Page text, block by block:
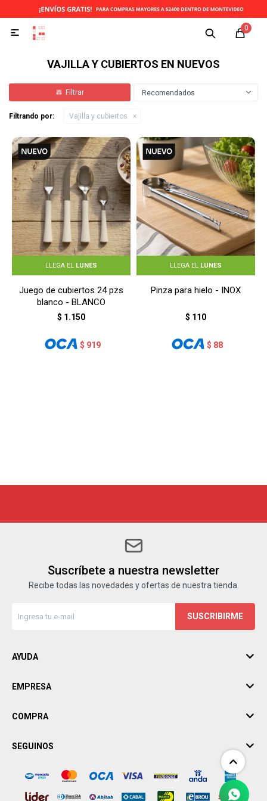
0

VAJILLA Y CUBIERTOS EN NUEVOS
Recomendados
Filtrando por: Vajilla y cubiertos
LLEGA EL LUNES
Juego de cubiertos 24 pzs
blanco - BLANCO
$ 1.150
$ 919
LLEGA EL LUNES
Pinza para hielo - INOX
$ 110
$ 88
Suscríbete a nuestra newsletter
Recibe todas las novedades y ofertas de nuestra tienda.
SUSCRIBIRME
AYUDA
EMPRESA
COMPRA
SEGUINOS